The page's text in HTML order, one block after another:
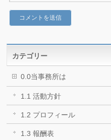
カテゴリー
0.0当事務所は
1.1 活動方針
1.2 プロフィール
1.3 報酬表